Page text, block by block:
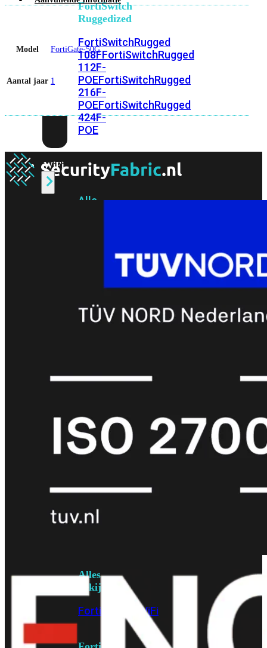
FortiSwitch
Ruggedized
FortiSwitchRugged
108FFortiSwitchRugged
112F-
POEFortiSwitchRugged
216F-
POEFortiSwitchRugged
424F-
POE
WiFi
Alle
Generatie
Wi-
Fi
Fi
7
Wi-
Fi
IndoorOutdoor
MIMO
Alles
bekijken
FortiAP FortiWiFi
Model FortiGate-50G
Aantal jaar 1